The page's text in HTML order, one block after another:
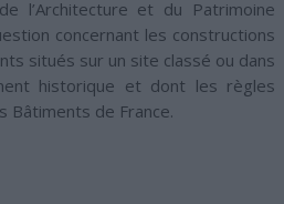
l’Architecture et du Patrimoine
concernant les constructions
situés sur un site classé ou dans
historique et dont les règles
Bâtiments de France.